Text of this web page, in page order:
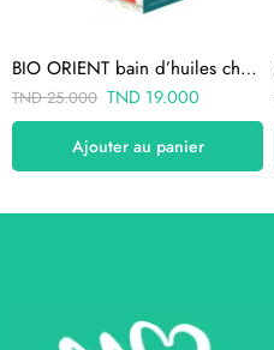
BIO ORIENT bain d’huiles cheveux 90ml
TND25.000 TND 19.000
Ajouter au panier